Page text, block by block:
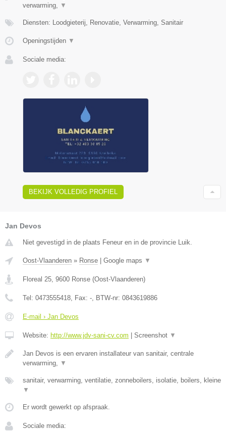
verwarming,
▼
Diensten: Loodgieterij, Renovatie, Verwarming, Sanitair
Openingstijden ▼
Sociale media:
BEKIJK VOLLEDIG PROFIEL
Jan Devos
Niet gevestigd in de plaats Feneur en in de provincie Luik.
Oost-Vlaanderen » Ronse Google maps ▼
Floreal 25 9600 Ronse (Oost-Vlaanderen)
Tel: 0473555418 , Fax: - , BTW-nr: 0843619886
E-mail › Jan Devos
Website: http://www.jdv-sani-cv.com Screenshot ▼
Jan Devos is een ervaren installateur van sanitair, centrale
verwarming,
▼
sanitair, verwarming, ventilatie, zonneboilers, isolatie, boilers, kleine
▼
Er wordt gewerkt op afspraak.
Sociale media: